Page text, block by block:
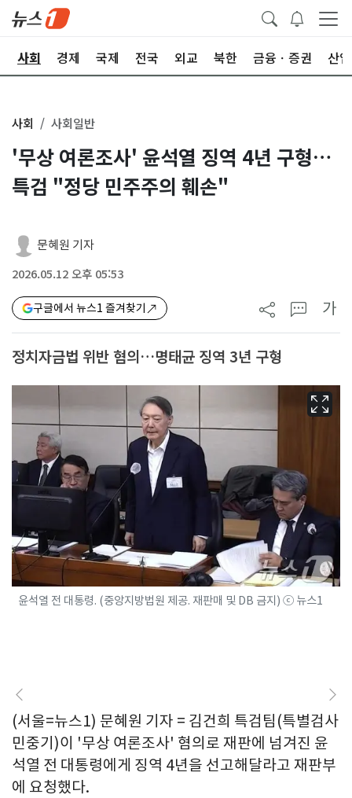
사회 경제 국제 전국 외교 북한 금융ㆍ증권 산업
사회 사회일반
'무상 여론조사' 윤석열 징역 4년 구형…
특검 "정당 민주주의 훼손"
문혜원 기자
2026.05.12 오후 05:53
구글에서 뉴스1 즐겨찾기 가
정치자금법 위반 혐의…명태균 징역 3년 구형
윤석열 전 대통령. (중앙지방법원 제공. 재판매 및 DB 금지) ⓒ 뉴스1
(서울=뉴스1) 문혜원 기자 = 김건희 특검팀(특별검사
민중기)이 '무상 여론조사' 혐의로 재판에 넘겨진 윤
석열 전 대통령에게 징역 4년을 선고해달라고 재판부
에 요청했다.